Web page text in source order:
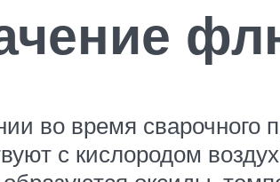
во время
с кислородом